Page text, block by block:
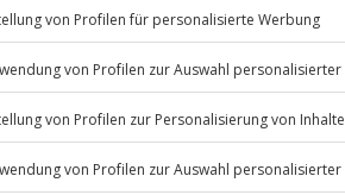
© OpenStreetMaps